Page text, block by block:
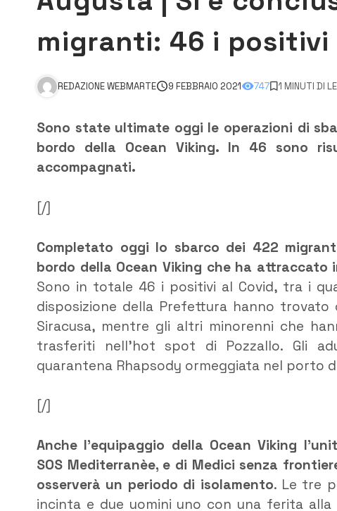
migranti: 46 i positivi
REDAZIONE WEBMARTE 9 FEBBRAIO 2021 747 1 MINUTI DI
Sono state ultimate oggi le operazioni di
bordo della Ocean Viking. In 46 sono
accompagnati.
[/]
Completato oggi lo sbarco dei 422
bordo della Ocean Viking che ha
Sono in totale 46 i positivi al Covid, tra i
disposizione della Prefettura hanno
Siracusa, mentre gli altri minorenni che
trasferiti nell’hot spot di Pozzallo. Gli
quarantena Rhapsody ormeggiata nel porto
[/]
Anche l’equipaggio della Ocean Viking
SOS Mediterranèe, e di Medici senza
osserverà un periodo di isolamento. Le tre
incinta e due uomini uno con una ferita